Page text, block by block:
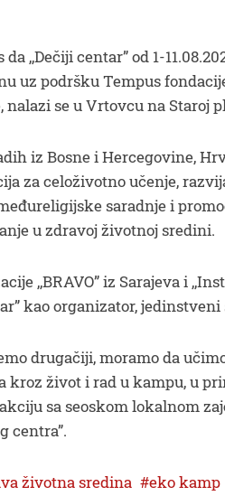
da ,,Dečiji centar” od 1-
uz podršku Tempus
nalazi se u Vrtovcu na Staroj
iz Bosne i Hercegovine,
za celoživotno učenje,
saradnje i
u zdravoj životnoj sredini.
,,BRAVO” iz Sarajeva i
kao organizator, jedinstveni
drugačiji, moramo da
kroz život i rad u kampu, u
sa seoskom lokalnom
centra”.
životna sredina eko kamp